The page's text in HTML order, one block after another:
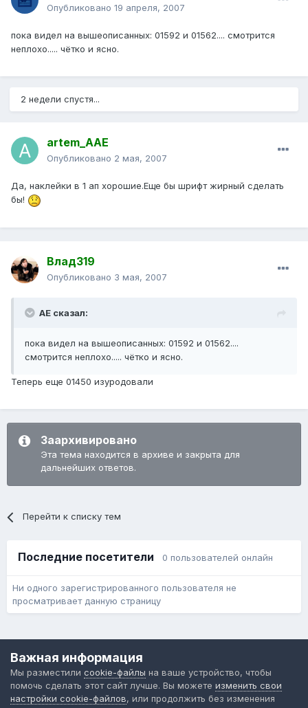
Опубликовано 19 апреля, 2007
пока видел на вышеописанных: 01592 и 01562.... смотрится
неплохо..... чётко и ясно.
2 недели спустя...
artem_AAE
Опубликовано 2 мая, 2007
Да, наклейки в 1 ап хорошие.Еще бы шрифт жирный сделать
бы!
Влад319
Опубликовано 3 мая, 2007
АЕ сказал:
пока видел на вышеописанных: 01592 и 01562....
смотрится неплохо..... чётко и ясно.
Теперь еще 01450 изуродовали
Заархивировано
Эта тема находится в архиве и закрыта для
дальнейших ответов.
Перейти к списку тем
Последние посетители 0 пользователей онлайн
Ни одного зарегистрированного пользователя не
просматривает данную страницу
Форум общественного транспорта
Powered by Invision Community
Важная информация
Мы разместили cookie-файлы на ваше устройство, чтобы
помочь сделать этот сайт лучше. Вы можете изменить свои
настройки cookie-файлов, или продолжить без изменения